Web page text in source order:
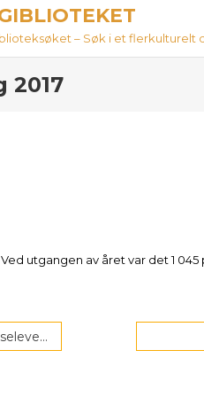
– Søk i et flerkulturelt
2017
Ved utgangen av året var det 1